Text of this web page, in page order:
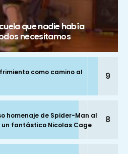
que nadie había
necesitamos
como camino al
9
homenaje de Spider-Man al
un fantástico Nicolas Cage
8